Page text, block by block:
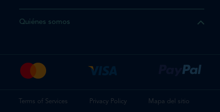
Quiénes somos
Terms of Services Privacy Policy Mapa del sitio